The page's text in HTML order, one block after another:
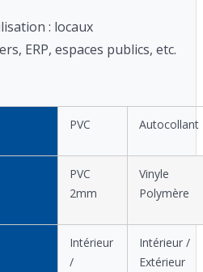
: locaux
ERP, espaces publics, etc.
PVC Autocollant
PVC
2mm
Vinyle
Polymère
Intérieur
/
Intérieur /
Extérieur